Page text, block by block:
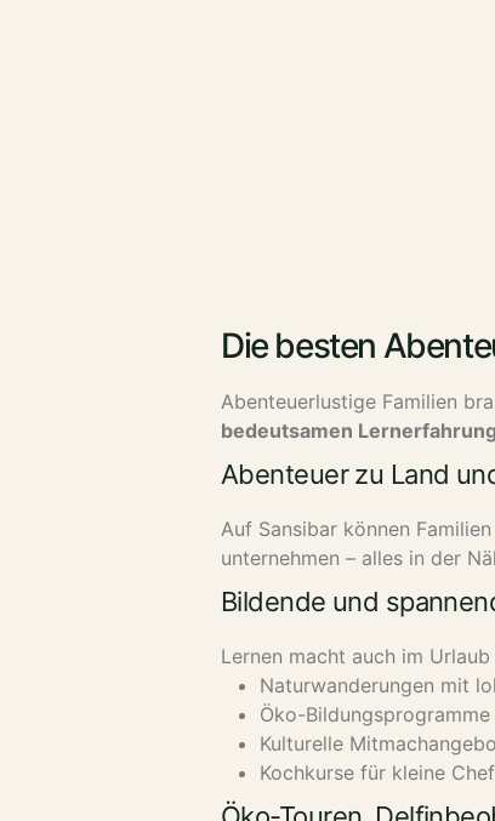
Die besten
Abenteuerlustige Familien
bedeutsamen
Abenteuer zu Land
Auf Sansibar können Familien
unternehmen – alles in der
Bildende und
Lernen macht auch im
Naturwanderungen mit
Öko-Bildungsprogramme
Kulturelle
Kochkurse für kleine